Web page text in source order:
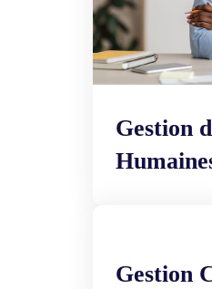
Gestion
Gestion